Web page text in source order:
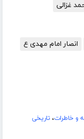
غزالی
انصار امام مهدی ع
و خاطرات،تاریخی